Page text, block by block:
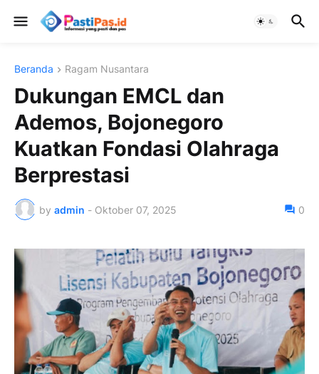
Beranda Ragam Nusantara
Dukungan EMCL dan
Ademos, Bojonegoro
Kuatkan Fondasi Olahraga
Berprestasi
by admin - Oktober 07, 2025 0